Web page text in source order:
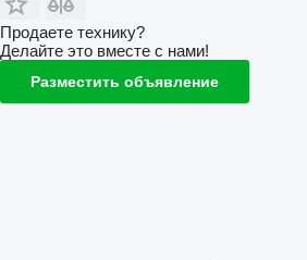
Продаете технику?
Делайте это вместе с нами!
Разместить объявление